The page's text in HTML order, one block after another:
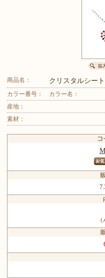
商品名： クリスタルシー
カラー番号：
カラー名：
産地：
素材：